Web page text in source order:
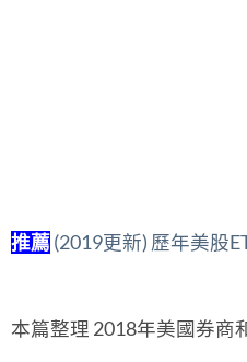
推薦(2019更新) 歷年美股
本篇整理 2018年美國券商